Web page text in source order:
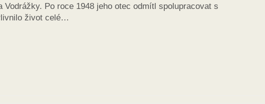
Po roce 1948 jeho otec odmítl spolupracovat s
život celé…